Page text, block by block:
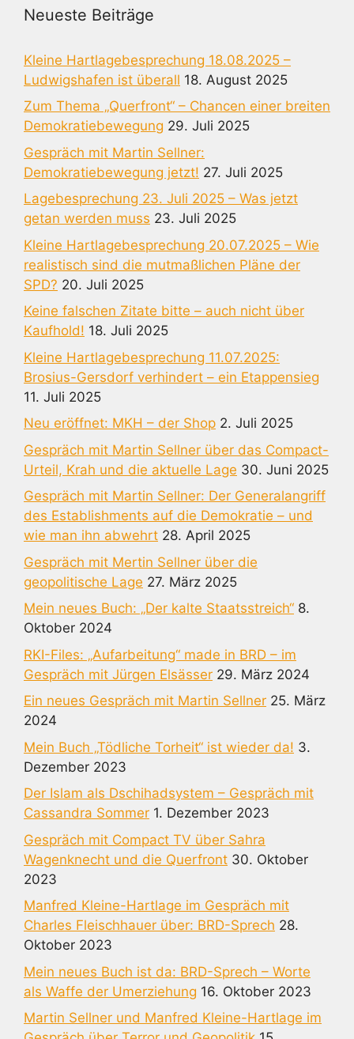
Neueste Beiträge
Kleine Hartlagebesprechung 18.08.2025 –
Ludwigshafen ist überall 18. August 2025
Zum Thema „Querfront“ – Chancen einer breiten
Demokratiebewegung 29. Juli 2025
Gespräch mit Martin Sellner:
Demokratiebewegung jetzt! 27. Juli 2025
Lagebesprechung 23. Juli 2025 – Was jetzt
getan werden muss 23. Juli 2025
Kleine Hartlagebesprechung 20.07.2025 – Wie
realistisch sind die mutmaßlichen Pläne der
SPD? 20. Juli 2025
Keine falschen Zitate bitte – auch nicht über
Kaufhold! 18. Juli 2025
Kleine Hartlagebesprechung 11.07.2025:
Brosius-Gersdorf verhindert – ein Etappensieg
11. Juli 2025
Neu eröffnet: MKH – der Shop 2. Juli 2025
Gespräch mit Martin Sellner über das Compact-
Urteil, Krah und die aktuelle Lage 30. Juni 2025
Gespräch mit Martin Sellner: Der Generalangriff
des Establishments auf die Demokratie – und
wie man ihn abwehrt 28. April 2025
Gespräch mit Mertin Sellner über die
geopolitische Lage 27. März 2025
Mein neues Buch: „Der kalte Staatsstreich“ 8.
Oktober 2024
RKI-Files: „Aufarbeitung“ made in BRD – im
Gespräch mit Jürgen Elsässer 29. März 2024
Ein neues Gespräch mit Martin Sellner 25. März
2024
Mein Buch „Tödliche Torheit“ ist wieder da! 3.
Dezember 2023
Der Islam als Dschihadsystem – Gespräch mit
Cassandra Sommer 1. Dezember 2023
Gespräch mit Compact TV über Sahra
Wagenknecht und die Querfront 30. Oktober
2023
Manfred Kleine-Hartlage im Gespräch mit
Charles Fleischhauer über: BRD-Sprech 28.
Oktober 2023
Mein neues Buch ist da: BRD-Sprech – Worte
als Waffe der Umerziehung 16. Oktober 2023
Martin Sellner und Manfred Kleine-Hartlage im